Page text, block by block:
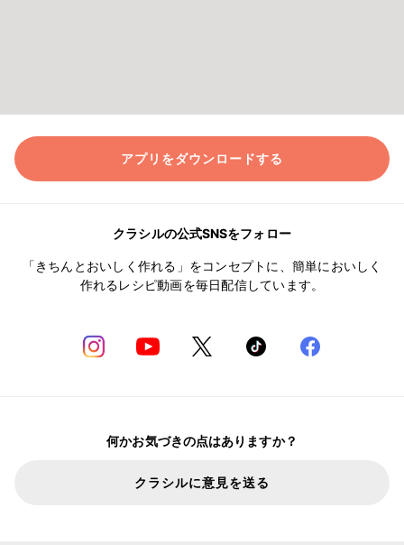
アプリをダウンロードする
クラシルの公式SNSをフォロー
「きちんとおいしく作れる」をコンセプトに、簡単においしく
作れるレシピ動画を毎日配信しています。
何かお気づきの点はありますか？
クラシルに意見を送る